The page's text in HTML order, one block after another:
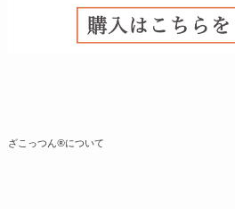
ざこっつん®について